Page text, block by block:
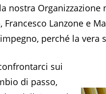
nostra Organizzazione
Francesco Lanzone e
perché la vera
sui
di passo,